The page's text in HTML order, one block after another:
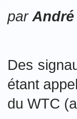
par
Des
étant
du WTC